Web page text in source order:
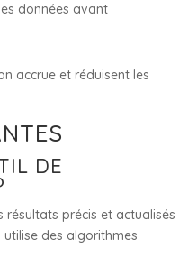
données avant
accrue et réduisent les
DE
précis et actualisés
des algorithmes